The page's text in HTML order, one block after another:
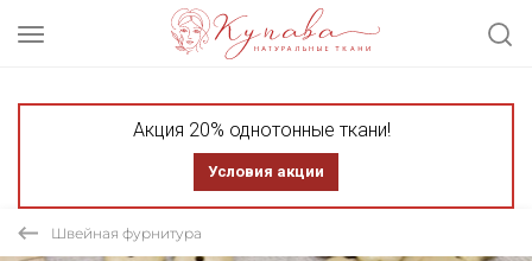
Акция 20% однотонные ткани!
Условия акции
Швейная фурнитура